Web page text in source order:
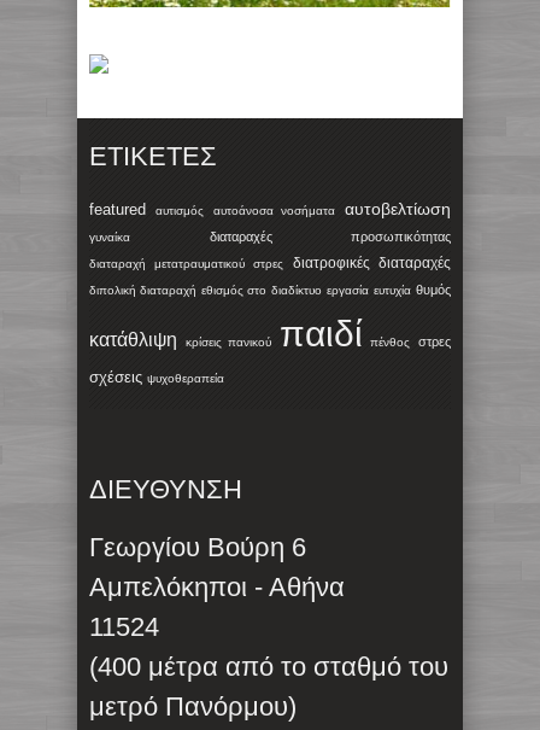
ΕΤΙΚΈΤΕΣ
featured αυτισμός αυτοάνοσα νοσήματα αυτοβελτίωση
γυναίκα διαταραχές προσωπικότητας
διαταραχή μετατραυματικού στρες διατροφικές διαταραχές
διπολική διαταραχή εθισμός στο διαδίκτυο εργασία ευτυχία θυμός
κατάθλιψη κρίσεις πανικού παιδί πένθος στρες
σχέσεις ψυχοθεραπεία
ΔΙΕΥΘΥΝΣΗ
Γεωργίου Βούρη 6
Αμπελόκηποι - Αθήνα
11524
(400 μέτρα από το σταθμό του
μετρό Πανόρμου)